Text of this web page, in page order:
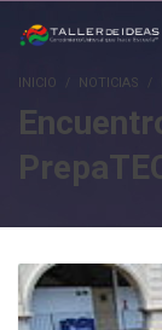
INICIO NOTICIAS